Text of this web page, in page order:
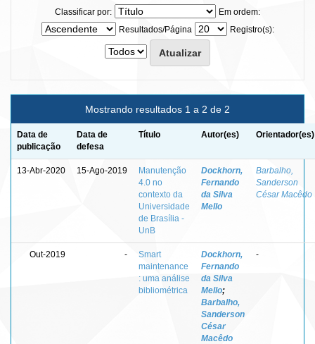
Classificar por:
Em ordem:
Resultados/Página
Registro(s):
Mostrando resultados 1 a 2 de 2
Data de
publicação
Data de
defesa
Título Autor(es) Orientador(es)
13-Abr-2020 15-Ago-2019
Manutenção
4.0 no
contexto da
Universidade
de Brasília -
UnB
Dockhorn,
Fernando
da Silva
Mello
Barbalho,
Sanderson
César Macêdo
Out-2019 -
Smart
maintenance
: uma análise
bibliométrica
Dockhorn,
Fernando
da Silva
Mello;
Barbalho,
Sanderson
César
Macêdo
-